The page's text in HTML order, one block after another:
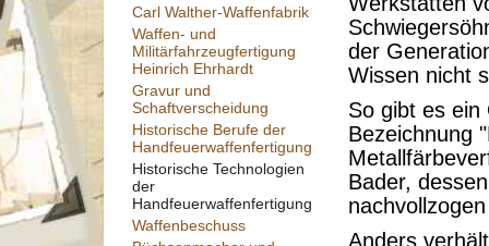
Carl Walther-Waffenfabrik
Waffen- und
Militärfahrzeugfertigung
Heinrich Ehrhardt
Gravur und
Schaftverscheidung
Historische Berufe der
Handfeuerwaffenfertigung
Historische Technologien
der
Handfeuerwaffenfertigung
Waffenbeschuss
der
Wissen nicht
So gibt es ein
Bezeichnung
Bader,
Anders